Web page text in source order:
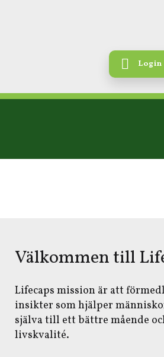
Välkommen till
Lifecaps mission är att
insikter som hjälper
själva till ett bättre mående
livskvalité.